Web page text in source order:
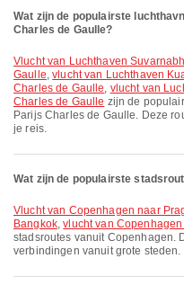
Wat zijn de populairste
Charles de Gaulle?
vlucht van Luchthaven Suvarnabhumi naar Luchthaven Parijs Charles de
Gaulle,vlucht van Luchthaven
Charles de Gaulle, vlucht van
Charles de Gaulle zijn de
Parijs Charles de Gaulle. Deze
je reis.
Wat zijn de populairste
vlucht van Copenhagen naar
Bangkok,vlucht van
stadsroutes vanuit Copenhagen.
verbindingen vanuit grote steden.